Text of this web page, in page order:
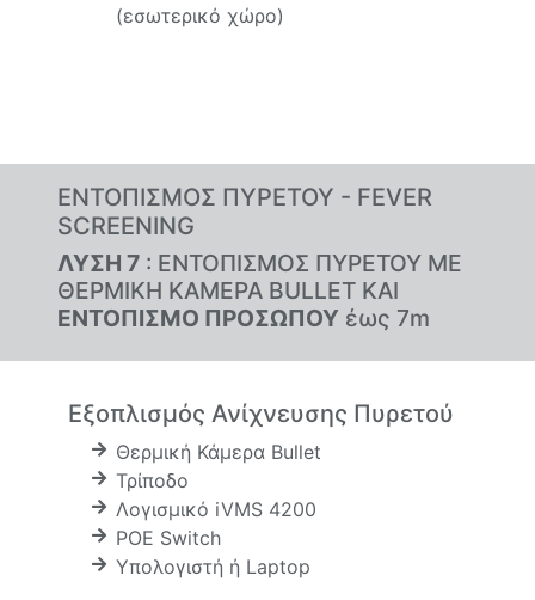
(εσωτερικό χώρο)
ΕΝΤΟΠΙΣΜΟΣ ΠΥΡΕΤΟΥ - FEVER
SCREENING
ΛΥΣΗ 7 : ΕΝΤΟΠΙΣΜΟΣ ΠΥΡΕΤΟΥ ΜΕ
ΘΕΡΜΙΚΗ ΚΑΜΕΡΑ BULLET ΚΑΙ
ΕΝΤΟΠΙΣΜΟ ΠΡΟΣΩΠΟΥ έως 7m
Εξοπλισμός Ανίχνευσης Πυρετού
Θερμική Κάμερα Bullet
Τρίποδο
Λογισμικό iVMS 4200
POE Switch
Υπολογιστή ή Laptop